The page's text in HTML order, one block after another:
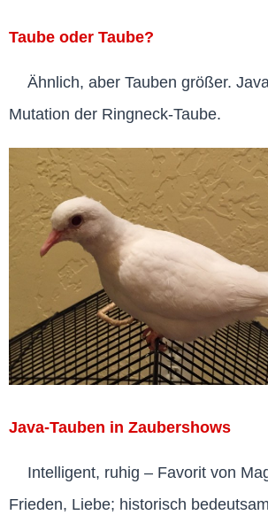
Taube oder Taube?
Ähnlich, aber Tauben größer.
Mutation der Ringneck-Taube.
Java-Tauben in Zaubershows
Intelligent, ruhig – Favorit von
Frieden, Liebe; historisch